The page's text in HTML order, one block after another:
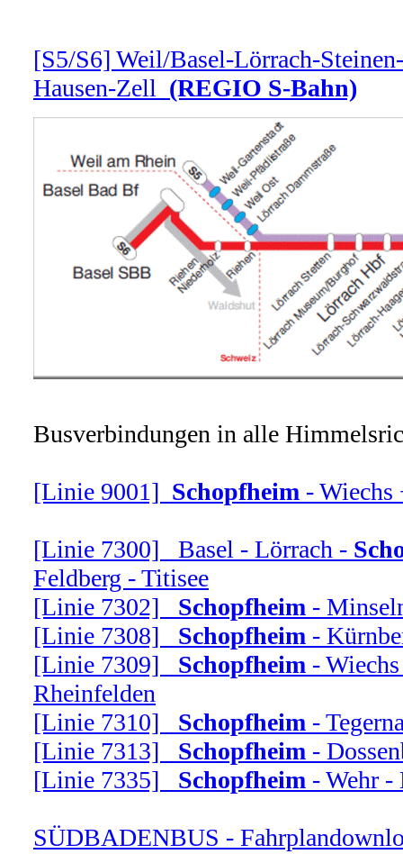
[S5/S6] Weil/Basel-Lörrach-Steinen-
Hausen-Zell (REGIO S-Bahn)
Busverbindungen in alle
[Linie 9001] Schopfheim -Wiechs
[Linie 7300] Basel - Lörrach -
Feldberg -Titisee
[Linie 7302] Schopfheim -
[Linie 7308] Schopfheim -
[Linie 7309] Schopfheim -
Rheinfelden
[Linie 7310] Schopfheim -
[Linie 7313] Schopfheim -
[Linie 7335] Schopfheim -Wehr -
SÜDBADENBUS -